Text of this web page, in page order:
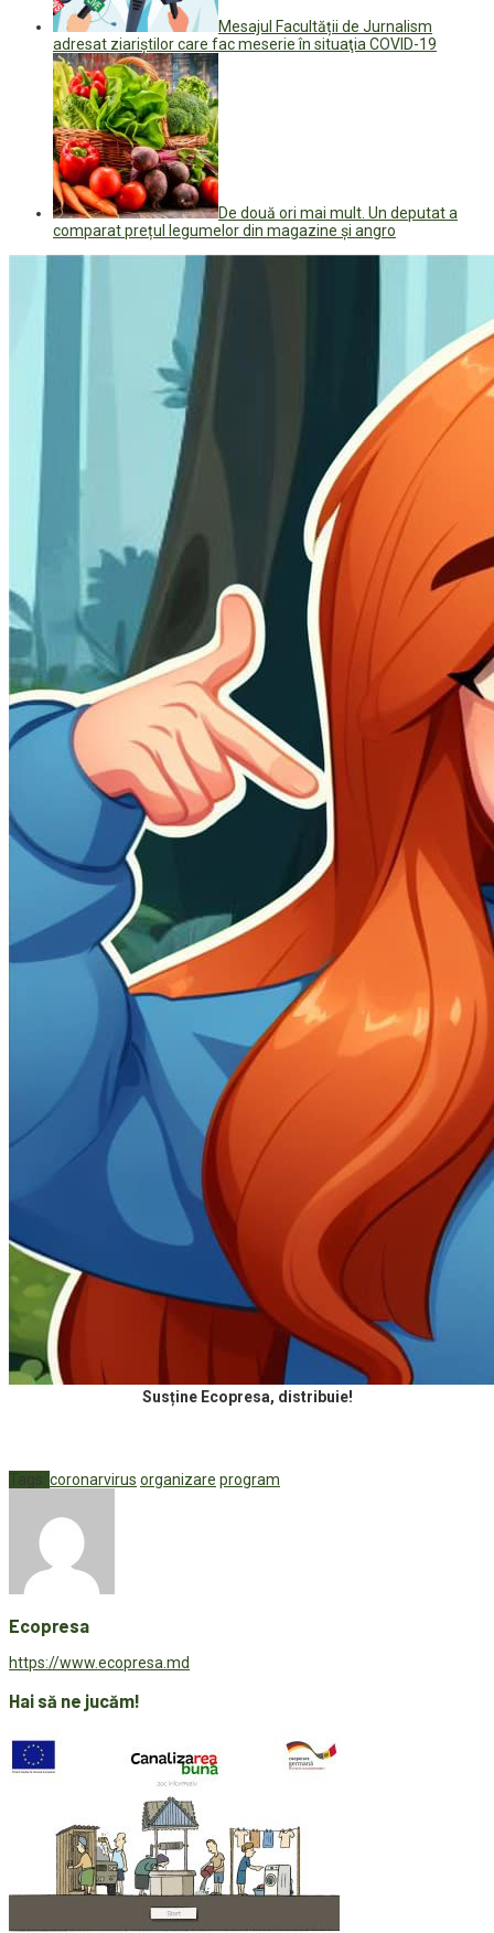
Mesajul Facultății de Jurnalism
adresat ziariștilor care fac meserie în situaţia COVID-19
De două ori mai mult. Un deputat a
comparat prețul legumelor din magazine și angro
Susține Ecopresa, distribuie!
Tags: coronarvirus organizare program
Ecopresa
https://www.ecopresa.md
Hai să ne jucăm!